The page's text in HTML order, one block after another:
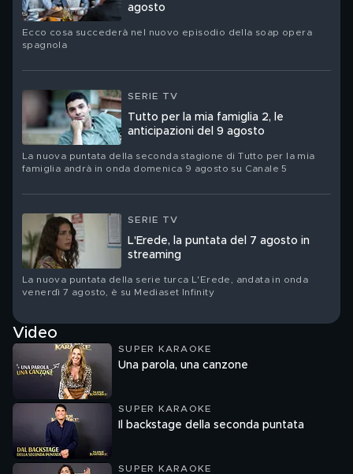
agosto
Ecco cosa succederà nel nuovo episodio della soap opera
spagnola
SERIE TV
Tutto per la mia famiglia 2, le
anticipazioni del 9 agosto
La nuova puntata della seconda stagione di Tutto per la mia
famiglia andrà in onda domenica 9 agosto su Canale 5
SERIE TV
L'Erede, la puntata del 7 agosto in
streaming
La nuova puntata della serie turca L'Erede, andata in onda
venerdì 7 agosto, è su Mediaset Infinity
Video
SUPER KARAOKE
Una parola, una canzone
SUPER KARAOKE
Il backstage della seconda puntata
SUPER KARAOKE